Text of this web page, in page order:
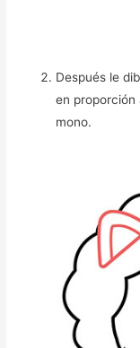
Después le
en proporción
mono.